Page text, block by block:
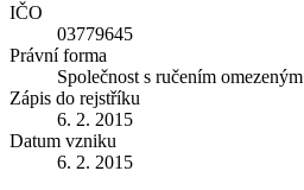
IČO
03779645
Právní forma
Společnost s ručením omezeným
Zápis do rejstříku
6. 2. 2015
Datum vzniku
6. 2. 2015